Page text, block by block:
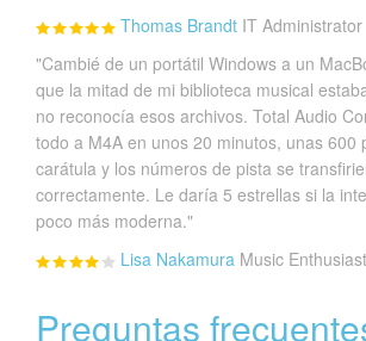
Thomas Brandt IT Administrator
"Cambié de un portátil Windows a un
que la mitad de mi biblioteca musical
no reconocía esos archivos. Total Audio
todo a M4A en unos 20 minutos, unas 600
carátula y los números de pista se
correctamente. Le daría 5 estrellas si la
poco más moderna."
Lisa Nakamura Music Enthusiast
Preguntas